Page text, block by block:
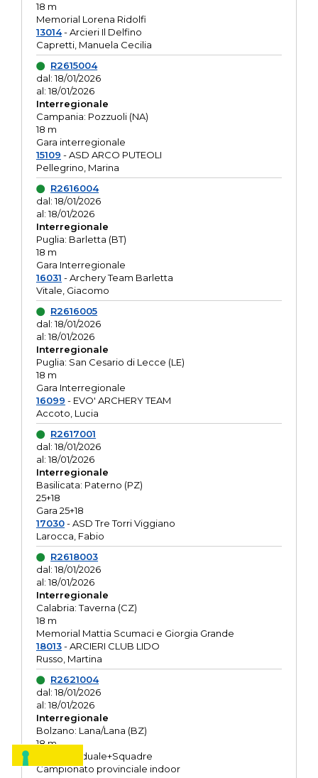
18 m
Memorial Lorena Ridolfi
13014- Arcieri Il Delfino
Capretti, Manuela Cecilia
R2615004
dal: 18/01/2026
al: 18/01/2026
Interregionale
Campania: Pozzuoli (NA)
18 m
Gara interregionale
15109 - ASD ARCO PUTEOLI
Pellegrino, Marina
R2616004
dal: 18/01/2026
al: 18/01/2026
Interregionale
Puglia: Barletta (BT)
18 m
Gara Interregionale
16031 - Archery Team Barletta
Vitale, Giacomo
R2616005
dal: 18/01/2026
al: 18/01/2026
Interregionale
Puglia: San Cesario di Lecce (LE)
18 m
Gara Interregionale
16099 - EVO' ARCHERY TEAM
Accoto, Lucia
R2617001
dal: 18/01/2026
al: 18/01/2026
Interregionale
Basilicata: Paterno (PZ)
25+18
Gara 25+18
17030- ASD Tre Torri Viggiano
Larocca, Fabio
R2618003
dal: 18/01/2026
al: 18/01/2026
Interregionale
Calabria: Taverna (CZ)
18 m
Memorial Mattia Scumaci e Giorgia Grande
18013- ARCIERI CLUB LIDO
Russo, Martina
R2621004
dal: 18/01/2026
al: 18/01/2026
Interregionale
Bolzano: Lana/Lana (BZ)
18 m
O.R. Individuale+Squadre
Campionato provinciale indoor